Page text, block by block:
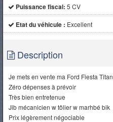
Puissance fiscal: 5 CV
Etat du véhicule : Excellent
Description
Je mets en vente ma Ford Fiesta
Zéro dépenses à prévoir
Très bien entretenue
Jib mécanicien w tôlier w marhbé bik
Prix légèrement négociable